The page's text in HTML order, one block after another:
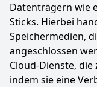
Datenträgern wie
Sticks. Hierbei
Speichermedien,
angeschlossen
Cloud-Dienste,
indem sie eine